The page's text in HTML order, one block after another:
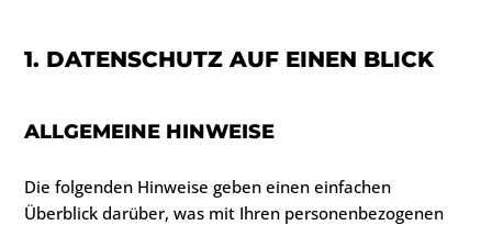
1. DATENSCHUTZ AUF EINEN BLICK
ALLGEMEINE HINWEISE
Die folgenden Hinweise geben einen einfachen
Überblick darüber, was mit Ihren personenbezogenen